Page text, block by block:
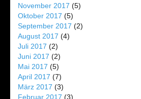
November 2017 (5)
Oktober 2017 (5)
September 2017 (2)
August 2017 (4)
Juli 2017 (2)
Juni 2017 (2)
Mai 2017 (5)
April 2017 (7)
März 2017 (3)
Februar 2017 (3)